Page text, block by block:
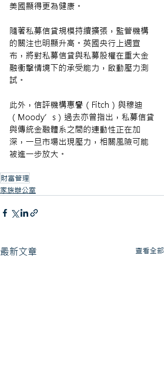
美國顯得更為健康。
隨著私募信貸規模持續擴張，監管機構
的關注也明顯升高。英國央行上週宣
布，將對私募信貸與私募股權在重大金
融衝擊情境下的承受能力，啟動壓力測
試。
此外，信評機構惠譽（Fitch）與穆迪
（Moody’s）過去亦曾指出，私募信貸
與傳統金融體系之間的連動性正在加
深，一旦市場出現壓力，相關風險可能
被進一步放大。
財富管理
家族辦公室
最新文章 查看全部